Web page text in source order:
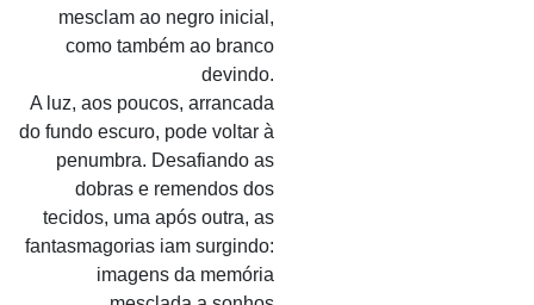
mesclam ao negro inicial,
como também ao branco
devindo.
A luz, aos poucos, arrancada
do fundo escuro, pode voltar à
penumbra. Desafiando as
dobras e remendos dos
tecidos, uma após outra, as
fantasmagorias iam surgindo:
imagens da memória